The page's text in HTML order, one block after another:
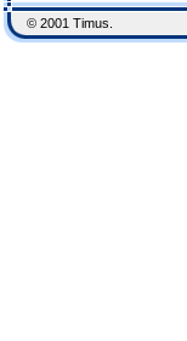
© 2001 Timus.